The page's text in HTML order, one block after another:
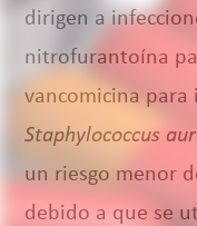
dirigen a
nitrofurantoína
vancomicina para
Staphylococcus
un riesgo menor
debido a que se